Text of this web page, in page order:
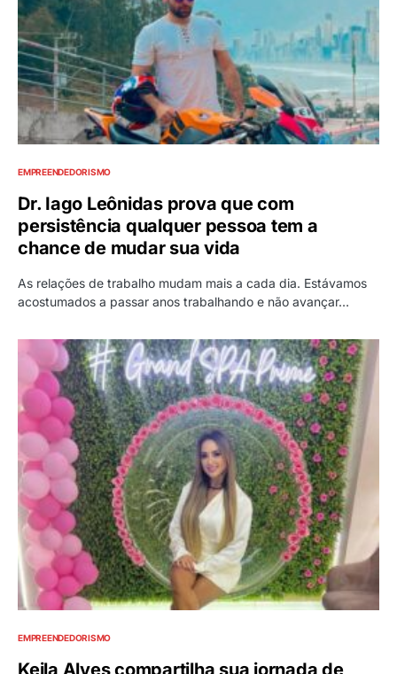
EMPREENDEDORISMO
Dr. Iago Leônidas prova que com
persistência qualquer pessoa tem a
chance de mudar sua vida
As relações de trabalho mudam mais a cada dia. Estávamos
acostumados a passar anos trabalhando e não avançar…
EMPREENDEDORISMO
Keila Alves compartilha sua jornada de